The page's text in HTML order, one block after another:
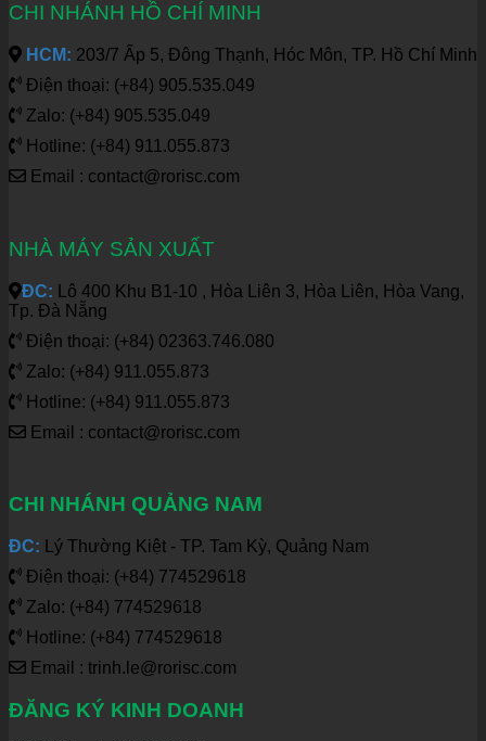
CHI NHÁNH HỒ CHÍ MINH
HCM: 203/7 Ấp 5, Đông Thạnh, Hóc Môn, TP. Hồ Chí Minh
Điện thoại: (+84) 905.535.049
Zalo: (+84) 905.535.049
Hotline: (+84) 911.055.873
Email : contact@rorisc.com
NHÀ MÁY SẢN XUẤT
ĐC: Lô 400 Khu B1-10 , Hòa Liên 3, Hòa Liên, Hòa Vang,
Tp. Đà Nẵng
Điện thoại: (+84) 02363.746.080
Zalo: (+84) 911.055.873
Hotline: (+84) 911.055.873
Email : contact@rorisc.com
CHI NHÁNH QUẢNG NAM
ĐC: Lý Thường Kiệt - TP. Tam Kỳ, Quảng Nam
Điện thoại: (+84) 774529618
Zalo: (+84) 774529618
Hotline: (+84) 774529618
Email : trinh.le@rorisc.com
ĐĂNG KÝ KINH DOANH